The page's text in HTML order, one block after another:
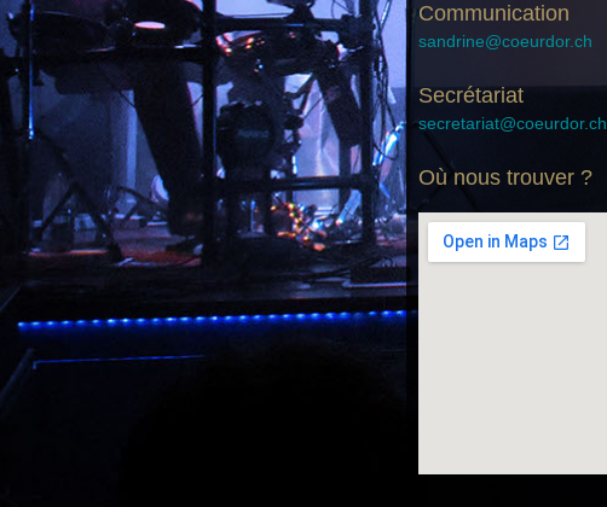
Communication
sandrine@coeurdor.ch
Secrétariat
secretariat@coeurdor.ch
Où nous trouver ?